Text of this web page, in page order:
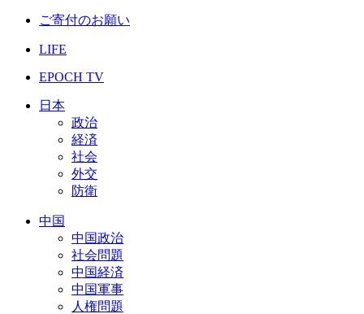
ご寄付のお願い
LIFE
EPOCH TV
日本
政治
経済
社会
外交
防衛
中国
中国政治
社会問題
中国経済
中国軍事
人権問題